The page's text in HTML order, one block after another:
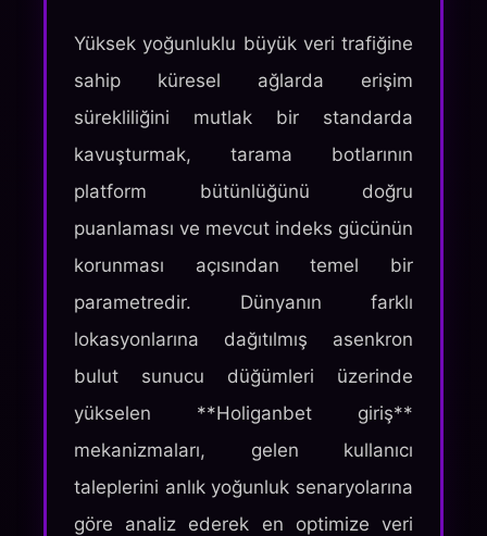
Yüksek yoğunluklu büyük veri trafiğine
sahip küresel ağlarda erişim
sürekliliğini mutlak bir standarda
kavuşturmak, tarama botlarının
platform bütünlüğünü doğru
puanlaması ve mevcut indeks gücünün
korunması açısından temel bir
parametredir. Dünyanın farklı
lokasyonlarına dağıtılmış asenkron
bulut sunucu düğümleri üzerinde
yükselen **Holiganbet giriş**
mekanizmaları, gelen kullanıcı
taleplerini anlık yoğunluk senaryolarına
göre analiz ederek en optimize veri